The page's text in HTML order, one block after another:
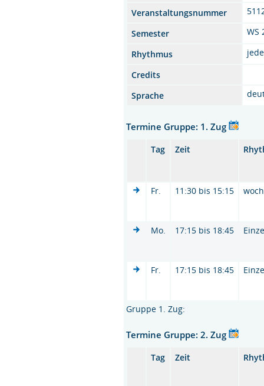
Veranstaltungsnummer
Semester
WS
Rhythmus
Credits
Sprache
Termine Gruppe: 1. Zug
Tag Zeit
Fr. 11:30 bis 15:15 woch
Mo. 17:15 bis 18:45
Fr. 17:15 bis 18:45
Gruppe 1. Zug:
Termine Gruppe: 2. Zug
Tag Zeit